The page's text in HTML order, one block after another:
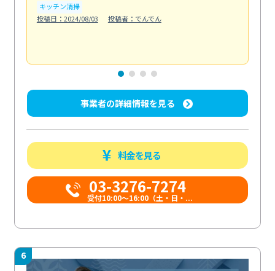
キッチン清掃
投稿日：2024/08/03
投稿者：でんでん
事業者の詳細情報を見る
料金を見る
03-3276-7274
受付10:00〜16:00（土・日・...
6